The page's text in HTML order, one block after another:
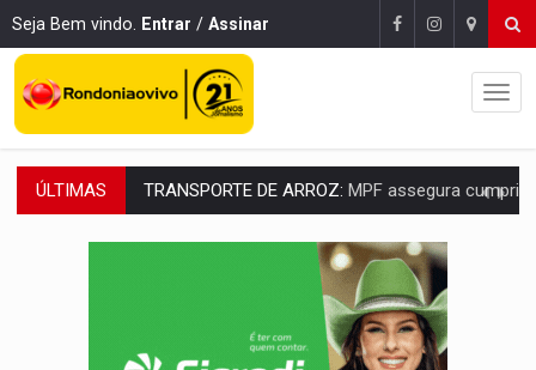
Seja Bem vindo. Entrar / Assinar
ÚLTIMAS DEEPFAKE:Sancionada lei contra violência sexual infantil na
COLEGIADO:Brasil e Rússia discutem energia nuclear, defesa e
Colisão entre caminhão e carro deixa quatro mortos e um em
Amazônia Negra ganha projeção nacional com participação de